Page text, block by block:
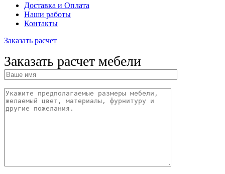
Доставка и Оплата
Наши работы
Контакты
Заказать расчет
Заказать расчет мебели